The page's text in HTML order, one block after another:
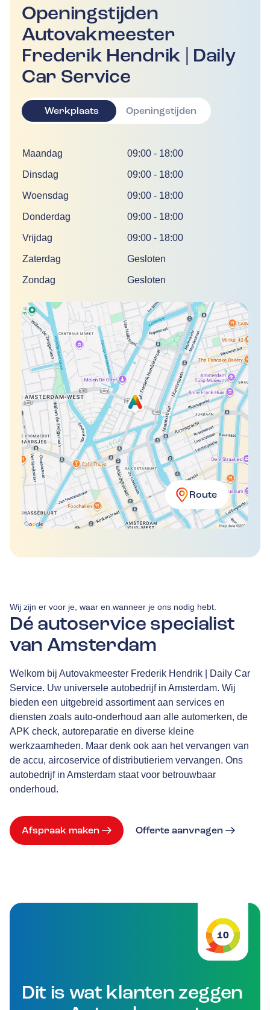
Openingstijden
Autovakmeester
Frederik Hendrik | Daily
Car Service
Werkplaats Openingstijden
DagTijd
Maandag 09:00 - 18:00
Dinsdag 09:00 - 18:00
Woensdag 09:00 - 18:00
Donderdag 09:00 - 18:00
Vrijdag 09:00 - 18:00
Zaterdag Gesloten
Zondag Gesloten
Route
Dé autoservice specialist
van Amsterdam
Wij zijn er voor je, waar en wanneer je ons nodig hebt.
Welkom bij Autovakmeester Frederik Hendrik | Daily Car
Service. Uw universele autobedrijf in Amsterdam. Wij
bieden een uitgebreid assortiment aan services en
diensten zoals auto-onderhoud aan alle automerken, de
APK check, autoreparatie en diverse kleine
werkzaamheden. Maar denk ook aan het vervangen van
de accu, aircoservice of distributieriem vervangen. Ons
autobedrijf in Amsterdam staat voor betrouwbaar
onderhoud.
Afspraak maken Offerte aanvragen
10
Dit is wat klanten zeggen